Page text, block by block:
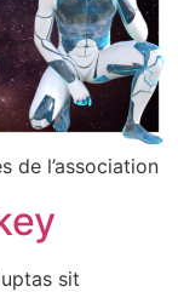
de l’association
sit